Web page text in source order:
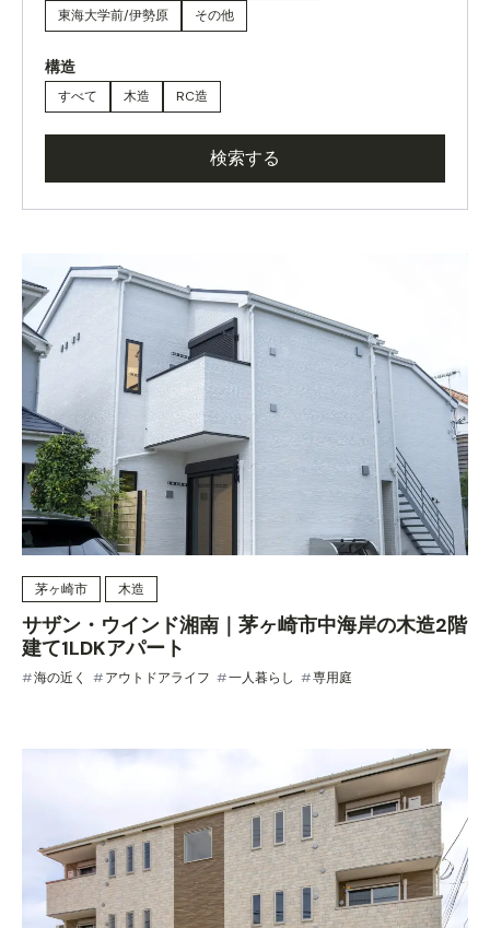
東海大学前/伊勢原
その他
構造
すべて 木造 RC造
検索する
茅ヶ崎市 木造
サザン・ウインド湘南｜茅ヶ崎市中海岸の木造2階
建て1LDKアパート
海の近く アウトドアライフ 一人暮らし 専用庭